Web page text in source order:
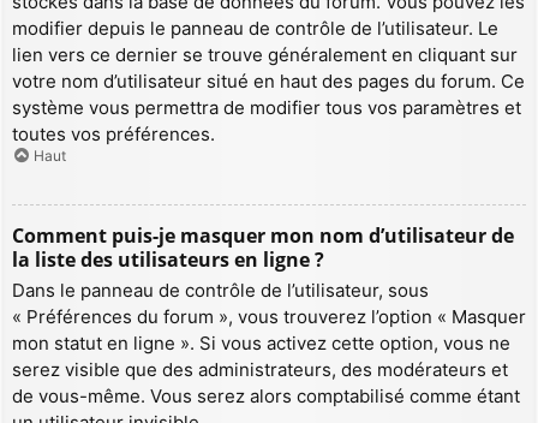
modifier depuis le panneau de contrôle de l’utilisateur. Le
lien vers ce dernier se trouve généralement en cliquant sur
votre nom d’utilisateur situé en haut des pages du forum. Ce
système vous permettra de modifier tous vos paramètres et
toutes vos préférences.
Haut
Comment puis-je masquer mon nom d’utilisateur de
la liste des utilisateurs en ligne ?
Dans le panneau de contrôle de l’utilisateur, sous
« Préférences du forum », vous trouverez l’option « Masquer
mon statut en ligne ». Si vous activez cette option, vous ne
serez visible que des administrateurs, des modérateurs et
de vous-même. Vous serez alors comptabilisé comme étant